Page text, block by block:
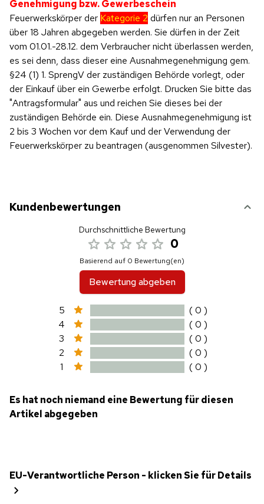
Genehmigung bzw. Gewerbeschein
Feuerwerkskörper der Kategorie 2 dürfen nur an Personen
über 18 Jahren abgegeben werden. Sie dürfen in der Zeit
vom 01.01.-28.12. dem Verbraucher nicht überlassen werden,
es sei denn, dass dieser eine Ausnahmegenehmigung gem.
§24 (1) 1. SprengV der zuständigen Behörde vorlegt, oder
der Einkauf über ein Gewerbe erfolgt. Drucken Sie bitte das
"Antragsformular" aus und reichen Sie dieses bei der
zuständigen Behörde ein. Diese Ausnahmegenehmigung ist
2 bis 3 Wochen vor dem Kauf und der Verwendung der
Feuerwerkskörper zu beantragen (ausgenommen Silvester).
Kundenbewertungen
Durchschnittliche Bewertung
0
Basierend auf 0 Bewertung(en)
Bewertung abgeben
5
( 0 )
4
( 0 )
3
( 0 )
2
( 0 )
1
( 0 )
Es hat noch niemand eine Bewertung für diesen
Artikel abgegeben
EU-Verantwortliche Person - klicken Sie für Details